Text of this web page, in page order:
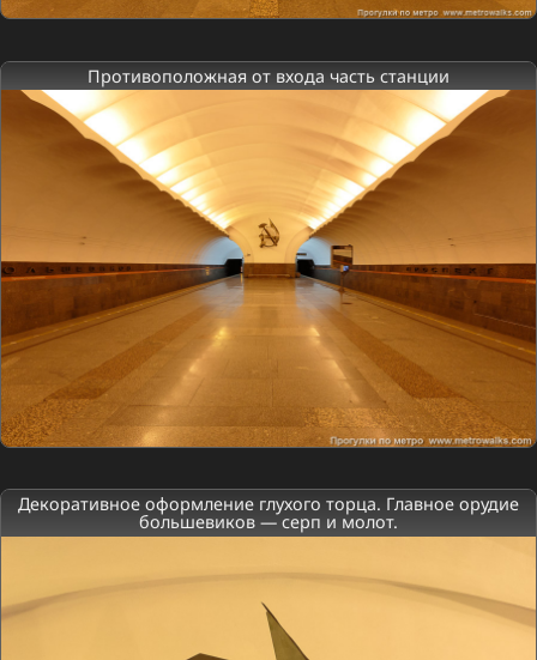
Противоположная от входа часть станции
Декоративное оформление глухого торца. Главное орудие
большевиков — серп и молот.